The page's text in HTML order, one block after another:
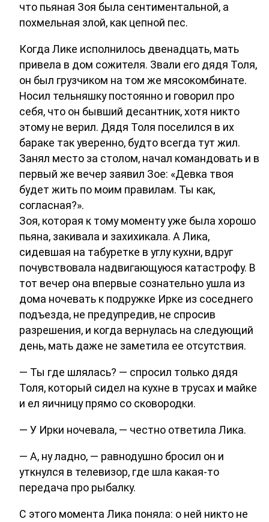
что пьяная Зоя была сентиментальной, а
похмельная злой, как цепной пес.
Когда Лике исполнилось двенадцать, мать
привела в дом сожителя. Звали его дядя Толя,
он был грузчиком на том же мясокомбинате.
Носил тельняшку постоянно и говорил про
себя, что он бывший десантник, хотя никто
этому не верил. Дядя Толя поселился в их
бараке так уверенно, будто всегда тут жил.
Занял место за столом, начал командовать и в
первый же вечер заявил Зое: «Девка твоя
будет жить по моим правилам. Ты как,
согласная?».
Зоя, которая к тому моменту уже была хорошо
пьяна, закивала и захихикала. А Лика,
сидевшая на табуретке в углу кухни, вдруг
почувствовала надвигающуюся катастрофу. В
тот вечер она впервые сознательно ушла из
дома ночевать к подружке Ирке из соседнего
подъезда, не предупредив, не спросив
разрешения, и когда вернулась на следующий
день, мать даже не заметила ее отсутствия.
— Ты где шлялась? — спросил только дядя
Толя, который сидел на кухне в трусах и майке
и ел яичницу прямо со сковородки.
— У Ирки ночевала, — честно ответила Лика.
— А, ну ладно, — равнодушно бросил он и
уткнулся в телевизор, где шла какая-то
передача про рыбалку.
С этого момента Лика поняла: о ней никто не